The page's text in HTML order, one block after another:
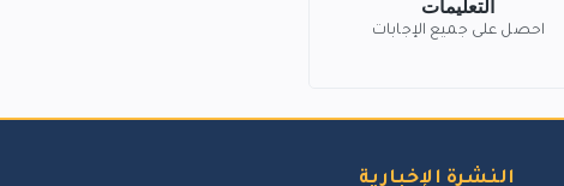
التعليمات
احصل على جميع الإجابات
النشرة الإخبارية